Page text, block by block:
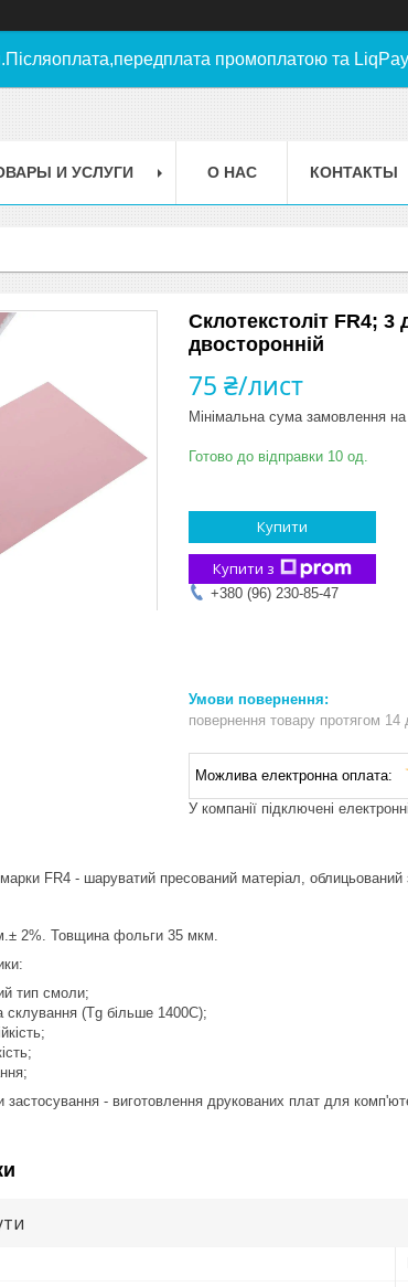
промоплатою та LiqPay
И УСЛУГИ О НАС КОНТАКТЫ
Склотекстоліт FR4;
двосторонній
75 ₴/лист
Мінімальна сума замовлення
Готово до відправки 10 од.
Купити
Купити з
+380 (96) 230-85-47
повернення товару протягом 14
У компанії підключені
FR4 - шаруватий пресований матеріал,
2%. Товщина фольги 35 мкм.
тип смоли;
склування (Tg більше 1400С);
- виготовлення друкованих плат для